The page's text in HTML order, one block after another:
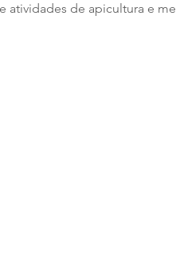
atividades de apicultura e